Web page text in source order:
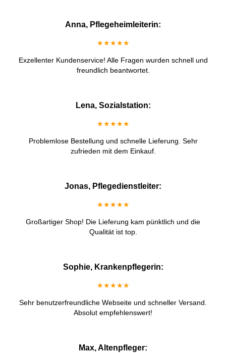
Anna, Pflegeheimleiterin:
★★★★★
Exzellenter Kundenservice! Alle Fragen wurden schnell und
freundlich beantwortet.
Lena, Sozialstation:
★★★★★
Problemlose Bestellung und schnelle Lieferung. Sehr
zufrieden mit dem Einkauf.
Jonas, Pflegedienstleiter:
★★★★★
Großartiger Shop! Die Lieferung kam pünktlich und die
Qualität ist top.
Sophie, Krankenpflegerin:
★★★★★
Sehr benutzerfreundliche Webseite und schneller Versand.
Absolut empfehlenswert!
Max, Altenpfleger: